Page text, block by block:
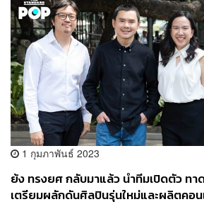
1 กุมภาพันธ์ 2023
ย้ง ทรงยศ กลับมาแล้ว นำทีมเปิดตัว ทาด
เตรียมผลักดันศิลปินรุ่นใหม่และผลิตคอน